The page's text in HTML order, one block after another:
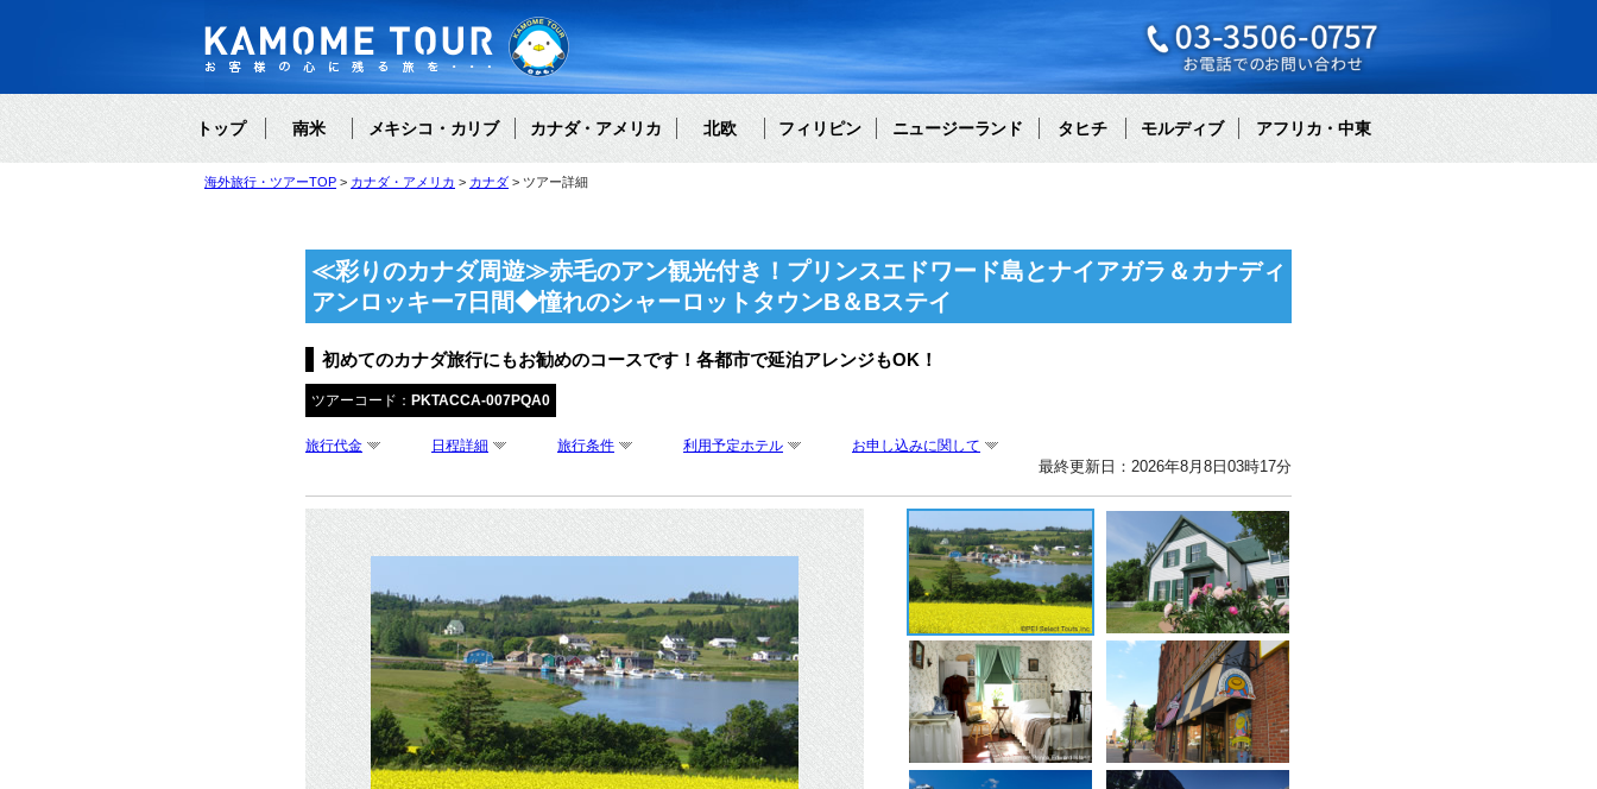
トップ 南米 メキシコ・カリブ カナダ・アメリカ 北欧 フィリピン ニュージーランド タヒチ モルディブ アフリカ・中東
海外旅行・ツアーTOP カナダ・アメリカ カナダ ツアー詳細
≪彩りのカナダ周遊≫赤毛のアン観光付き！プリンスエドワード島とナイアガラ＆カナディ
アンロッキー7日間◆憧れのシャーロットタウンB＆Bステイ
初めてのカナダ旅行にもお勧めのコースです！各都市で延泊アレンジもOK！
ツアーコード： PKTACCA-007PQA0
旅行代金 日程詳細 旅行条件 利用予定ホテル お申し込みに関して
最終更新日：2026年8月8日03時17分